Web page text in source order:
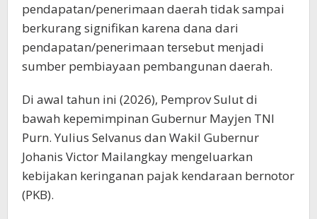
pendapatan/penerimaan daerah tidak sampai
berkurang signifikan karena dana dari
pendapatan/penerimaan tersebut menjadi
sumber pembiayaan pembangunan daerah.
Di awal tahun ini (2026), Pemprov Sulut di
bawah kepemimpinan Gubernur Mayjen TNI
Purn. Yulius Selvanus dan Wakil Gubernur
Johanis Victor Mailangkay mengeluarkan
kebijakan keringanan pajak kendaraan bernotor
(PKB).